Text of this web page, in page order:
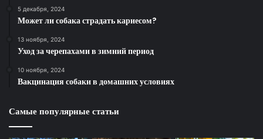
5 декабря, 2024
Может ли собака страдать кариесом?
13 ноября, 2024
Уход за черепахами в зимний период
10 ноября, 2024
Вакцинация собаки в домашних условиях
Самые популярные статьи